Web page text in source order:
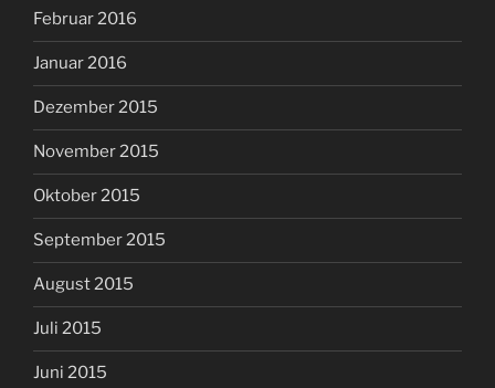
Februar 2016
Januar 2016
Dezember 2015
November 2015
Oktober 2015
September 2015
August 2015
Juli 2015
Juni 2015